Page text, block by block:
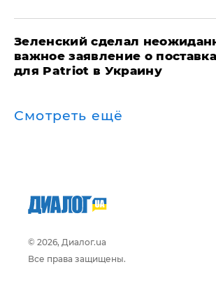
Зеленский сделал
важное заявление о
для Patriot в Украину
Смотреть ещё
© 2026, Диалог.ua
Все права защищены.